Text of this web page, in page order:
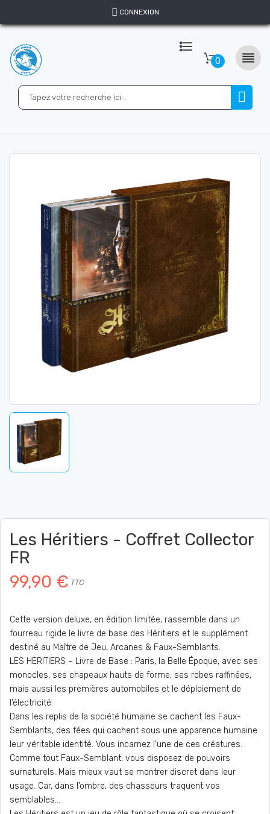
CONNEXION
0 
Les Héritiers - Coffret Collector
FR
99,90 € TTC
Cette version deluxe, en édition limitée, rassemble dans un
fourreau rigide le livre de base des Héritiers et le supplément
destiné au Maître de Jeu, Arcanes & Faux-Semblants.
LES HERITIERS – Livre de Base : Paris, la Belle Époque, avec ses
monocles, ses chapeaux hauts de forme, ses robes raffinées,
mais aussi les premières automobiles et le déploiement de
l’électricité.
Dans les replis de la société humaine se cachent les Faux-
Semblants, des fées qui cachent sous une apparence humaine
leur véritable identité. Vous incarnez l’une de ces créatures.
Comme tout Faux-Semblant, vous disposez de pouvoirs
surnaturels. Mais mieux vaut se montrer discret dans leur
usage. Car, dans l’ombre, des chasseurs traquent vos
semblables…